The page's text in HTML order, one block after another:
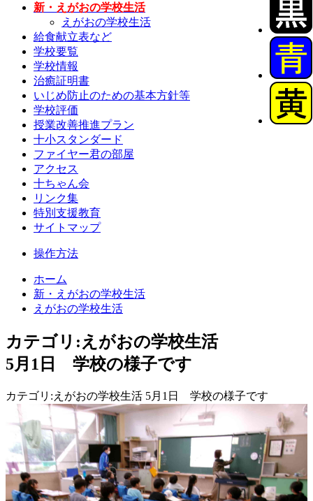
新・えがおの学校生活
えがおの学校生活
給食献立表など
学校要覧
学校情報
治癒証明書
いじめ防止のための基本方針等
学校評価
授業改善推進プラン
十小スタンダード
ファイヤー君の部屋
アクセス
十ちゃん会
リンク集
特別支援教育
サイトマップ
操作方法
ホーム
新・えがおの学校生活
えがおの学校生活
カテゴリ:えがおの学校生活
5月1日 学校の様子です
カテゴリ:えがおの学校生活 5月1日 学校の様子です